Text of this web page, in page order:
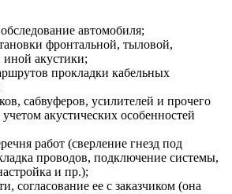
автомобиля;
фронтальной, тыловой,
иной акустики;
прокладки кабельных
сабвуферов, усилителей и прочего
акустических особенностей
работ (сверление гнезд под
проводов, подключение системы,
и пр.);
согласование ее с заказчиком (она